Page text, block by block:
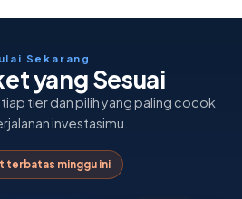
Sekarang
yang Sesuai
tier dan pilih yang paling cocok
investasimu.
terbatas minggu ini